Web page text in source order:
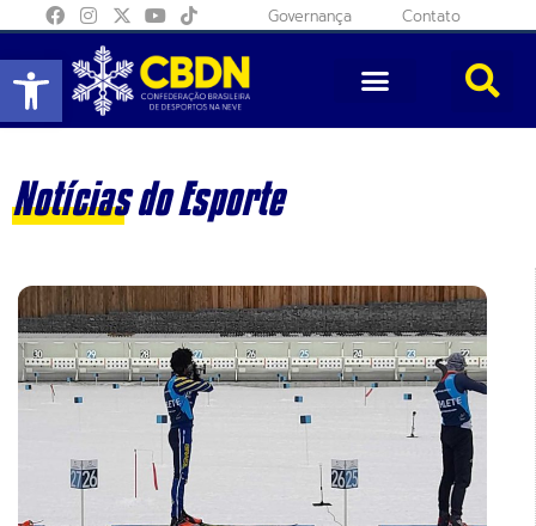
Abrir a barra de ferramentas
Governança Contato
Notícias do Esporte